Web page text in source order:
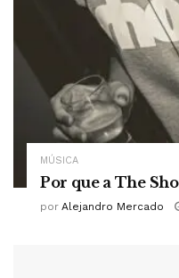
MÚSICA
Por que a The
por Alejandro Mercado